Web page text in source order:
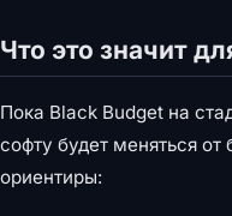
Что это значит
Пока Black Budget на
софту будет меняться
ориентиры: